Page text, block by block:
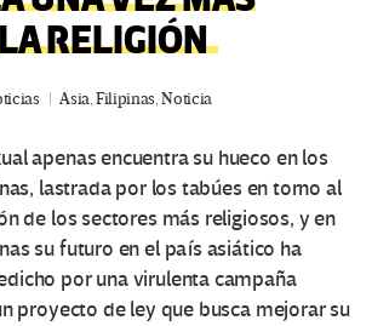
RELIGIÓN
Asia,Filipinas,Noticia
apenas encuentra su hueco en los
lastrada por los tabúes en torno al
de los sectores más religiosos, y en
su futuro en el país asiático ha
por una virulenta campaña
proyecto de ley que busca mejorar su